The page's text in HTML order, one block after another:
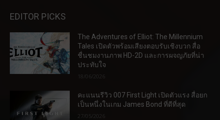
EDITOR PICKS
The Adventures of Elliot: The Millennium
Tales เปิดตัวพร้อมเสียงตอบรับเชิงบวก สื่อ
ชื่นชมงานภาพ HD-2D และการผจญภัยที่น่า
ประทับใจ
18/06/2026
คะแนนรีวิว 007 First Light เปิดตัวแรง สื่อยก
เป็นหนึ่งในเกม James Bond ที่ดีที่สุด
27/05/2026